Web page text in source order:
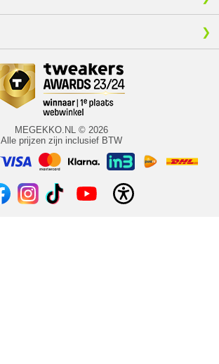
MEGEKKO.NL © 2026
Alle prijzen zijn inclusief BTW